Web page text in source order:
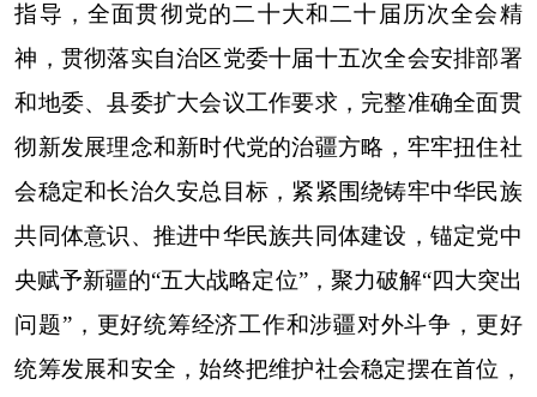
指导，全面贯彻党的二十大和二十届历次全会精
神，贯彻落实自治区党委十届十五次全会安排部署
和地委、县委扩大会议工作要求，完整准确全面贯
彻新发展理念和新时代党的治疆方略，牢牢扭住社
会稳定和长治久安总目标，紧紧围绕铸牢中华民族
共同体意识、推进中华民族共同体建设，锚定党中
央赋予新疆的“五大战略定位”，聚力破解“四大突出
问题”，更好统筹经济工作和涉疆对外斗争，更好
统筹发展和安全，始终把维护社会稳定摆在首位，